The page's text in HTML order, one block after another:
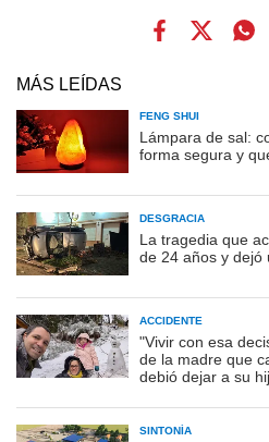
MÁS LEÍDAS
FENG SHUI
Lámpara de sal:
forma segura y
DESGRACIA
La tragedia que
de 24 años y dejó
ACCIDENTE
"Vivir con esa
de la madre que
debió dejar a su
SINTONÍA